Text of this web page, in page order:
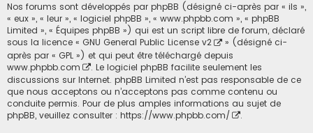
Nos forums sont développés par phpBB (désigné ci-après par « ils »,
« eux », « leur », « logiciel phpBB », « www.phpbb.com », « phpBB
Limited », « Équipes phpBB ») qui est un script libre de forum, déclaré
sous la licence « GNU General Public License v2
» (désigné ci-
après par « GPL ») et qui peut être téléchargé depuis
www.phpbb.com
. Le logiciel phpBB facilite seulement les
discussions sur Internet. phpBB Limited n’est pas responsable de ce
que nous acceptons ou n’acceptons pas comme contenu ou
conduite permis. Pour de plus amples informations au sujet de
phpBB, veuillez consulter : https://www.phpbb.com/ .